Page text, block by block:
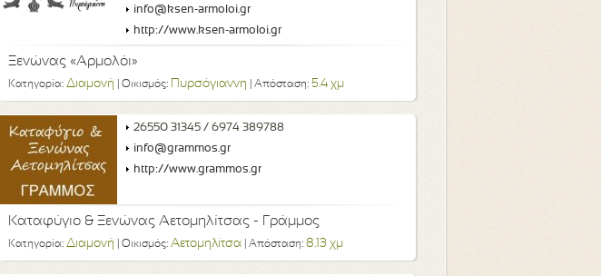
info@ksen-armoloi.gr
http://www.ksen-armoloi.gr
Ξενώνας «Αρμολόι»
Κατηγορία: Διαμονή | Οικισμός: Πυρσόγιαννη | Απόσταση: 5.4 χμ
26550 31345 / 6974 389788
info@grammos.gr
http://www.grammos.gr
Καταφύγιο & Ξενώνας Αετομηλίτσας - Γράμμος
Κατηγορία: Διαμονή | Οικισμός: Αετομηλίτσα | Απόσταση: 8.13 χμ